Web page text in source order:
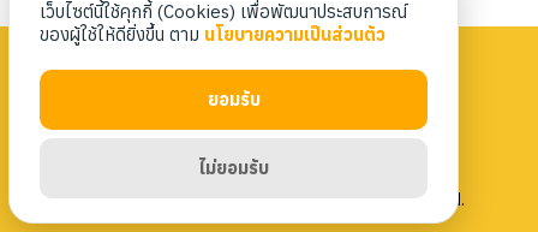
Privacy Policy |Terms & Conditions
Copyright 2023 Nittaya Kaiyang. All rights reserved.
เว็บไซต์นี้ใช้คุกกี้ (Cookies) เพื่อพัฒนาประสบการณ์
ของผู้ใช้ให้ดียิ่งขึ้น ตาม นโยบายความเป็นส่วนตัว
ยอมรับ
ไม่ยอมรับ